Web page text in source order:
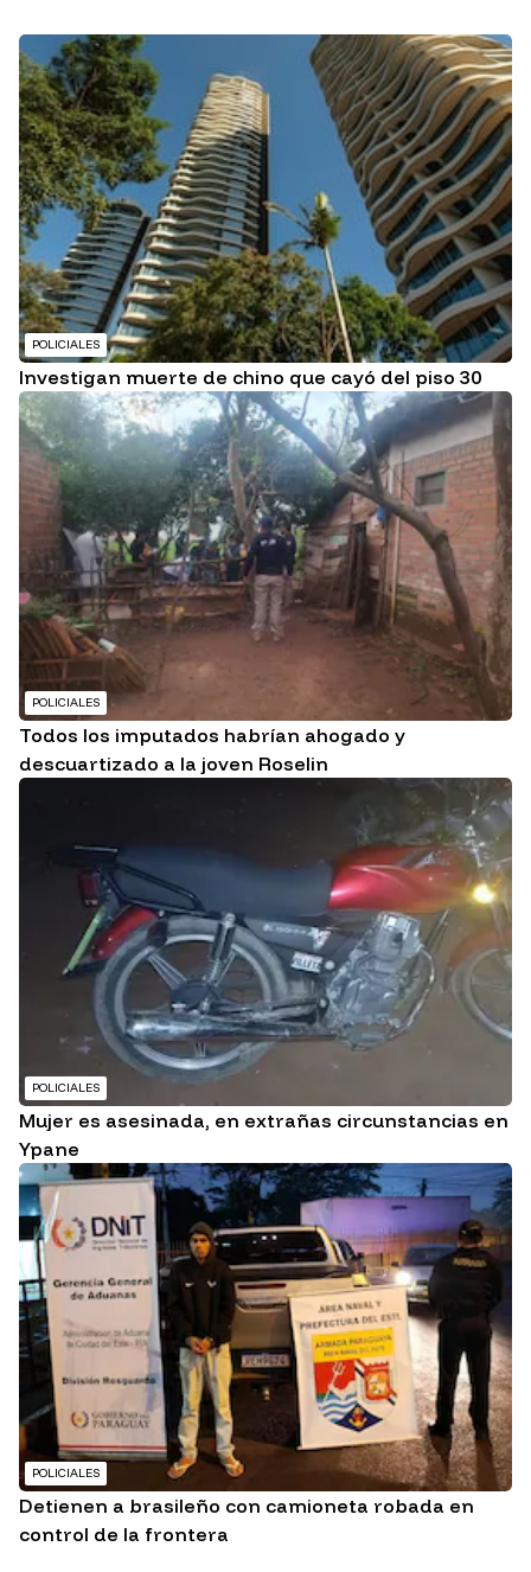
POLICIALES
Investigan muerte de chino que cayó del piso 30
POLICIALES
Todos los imputados habrían ahogado y
descuartizado a la joven Roselin
POLICIALES
Mujer es asesinada, en extrañas circunstancias en
Ypane
POLICIALES
Detienen a brasileño con camioneta robada en
control de la frontera